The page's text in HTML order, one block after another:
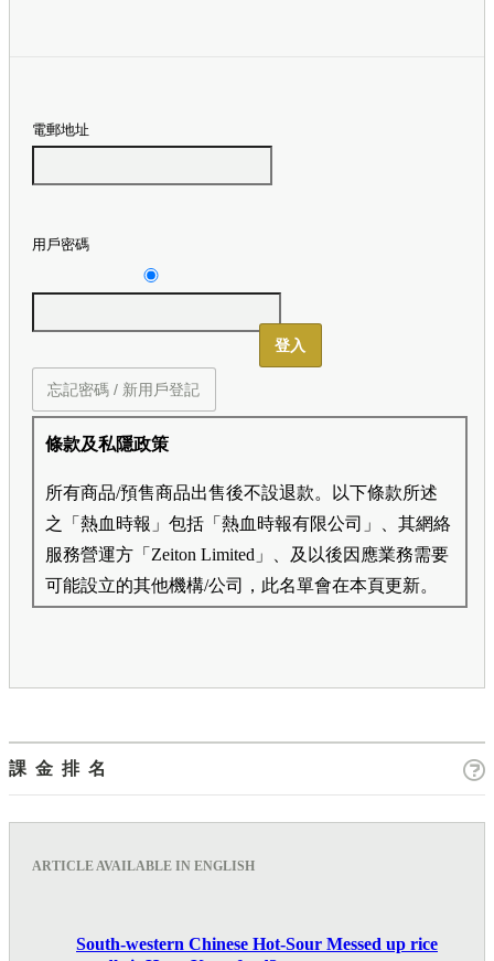
電郵地址
用戶密碼
登入
忘記密碼 / 新用戶登記
條款及私隱政策
所有商品/預售商品出售後不設退款。以下條款所述
之「熱血時報」包括「熱血時報有限公司」、其網絡
服務營運方「Zeiton Limited」、及以後因應業務需要
可能設立的其他機構/公司，此名單會在本頁更新。
時增減本付費服務內容的權利，包括但不限於漫畫、
節目、小說等欄目及內容之增減，恕不另行通知。
熱血時報可以將你的個人資料與從商業夥伴或其他公
個人資料予他人或非附屬公司。 個人資料將用於提
會用於所述指定用途。除非所作用途為法例容許或屬
課金排名
ARTICLE AVAILABLE IN ENGLISH
South-western Chinese Hot-Sour Messed up rice